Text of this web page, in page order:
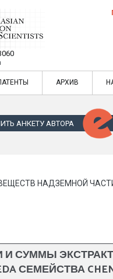
публикация
журнале
статей в ежемесячном
АРХИВ
АНКЕТУ АВТОРА
НАДЗЕМНОЙ
СУММЫ
СЕМЕЙСТВА